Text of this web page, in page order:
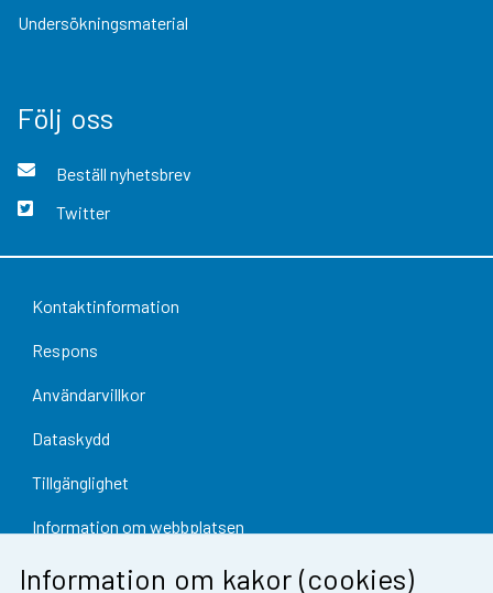
Information om kakor (cookies)
Undersökningsmaterial
Följ oss
Beställ nyhetsbrev
Twitter
Kontaktinformation
Respons
Användarvillkor
Dataskydd
Tillgänglighet
Information om webbplatsen
Cookie-inställningar